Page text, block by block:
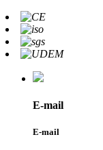
E-mail
E-mail